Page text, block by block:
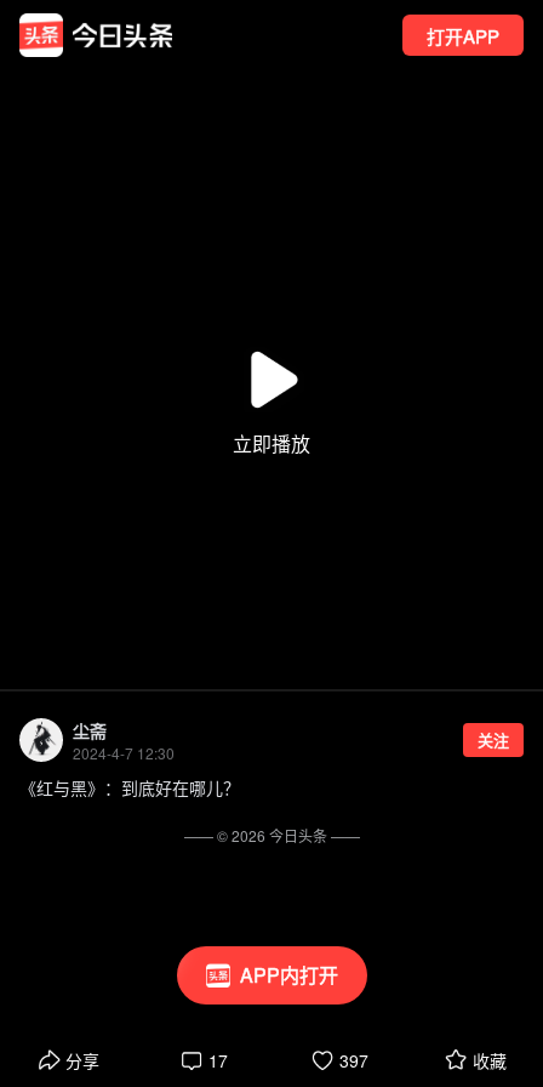
打开APP
APP内打开
尘斋
2024-4-7 12:30
关注
《红与黑》：到底好在哪儿？
分享 17 397 收藏
—— ©2026 今日头条——